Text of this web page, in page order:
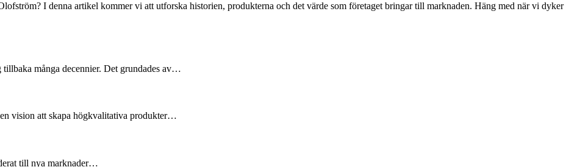
I denna artikel kommer vi att utforska historien, produkterna och det värde som företaget bringar till marknaden. Häng med när vi dyker
många decennier. Det grundades av…
vision att skapa högkvalitativa produkter…
till nya marknader…